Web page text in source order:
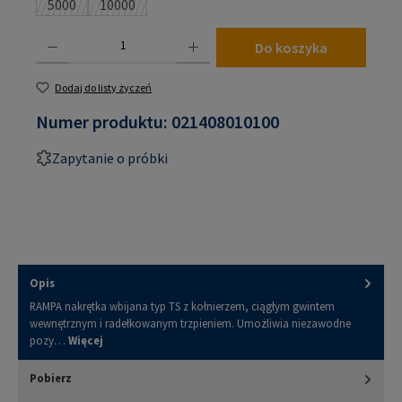
5000(Ta opcja jest obecnie niedostępna.)
10000(Ta opcja jest obecnie niedostępna.)
Do koszyka
Dodaj do listy życzeń
Numer produktu: 021408010100
Zapytanie o próbki
Opis
RAMPA nakrętka wbijana typ TS z kołnierzem, ciągłym gwintem
wewnętrznym i radełkowanym trzpieniem. Umożliwia niezawodne
pozy… Więcej
Pobierz